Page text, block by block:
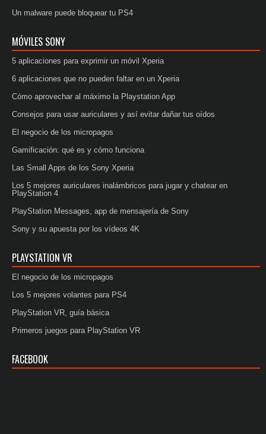
Un malware puede bloquear tu PS4
MÓVILES SONY
5 aplicaciones para exprimir un móvil Xperia
6 aplicaciones que no pueden faltar en un Xperia
Cómo aprovechar al máximo la Playstation App
Consejos para usar auriculares y así evitar dañar tus oídos
El negocio de los micropagos
Gamificación: qué es y cómo funciona
Las Small Apps de los Sony Xperia
Los 5 mejores auriculares inalámbricos para jugar y chatear en
PlayStation 4
PlayStation Messages, app de mensajería de Sony
Sony y su apuesta por los vídeos 4K
PLAYSTATION VR
El negocio de los micropagos
Los 5 mejores volantes para PS4
PlayStation VR, guía básica
Primeros juegos para PlayStation VR
FACEBOOK